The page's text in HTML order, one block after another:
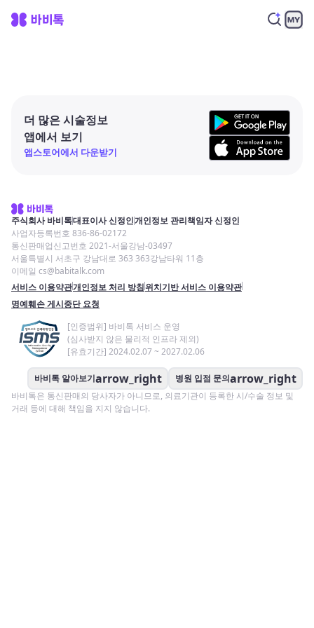
더 많은 시술정보
앱에서 보기
앱스토어에서 다운받기
주식회사 바비톡대표이사 신정인개인정보 관리책임자 신정인
사업자등록번호 836-86-02172
통신판매업신고번호 2021-서울강남-03497
서울특별시 서초구 강남대로 363 363강남타워 11층
이메일 cs@babitalk.com
서비스 이용약관개인정보 처리 방침위치기반 서비스 이용약관
명예훼손 게시중단 요청
[인증범위] 바비톡 서비스 운영
(심사받지 않은 물리적 인프라 제외)
[유효기간] 2024.02.07 ~ 2027.02.06
바비톡 알아보기arrow_right 병원 입점 문의arrow_right
바비톡은 통신판매의 당사자가 아니므로, 의료기관이 등록한 시/수술 정보 및
거래 등에 대해 책임을 지지 않습니다.